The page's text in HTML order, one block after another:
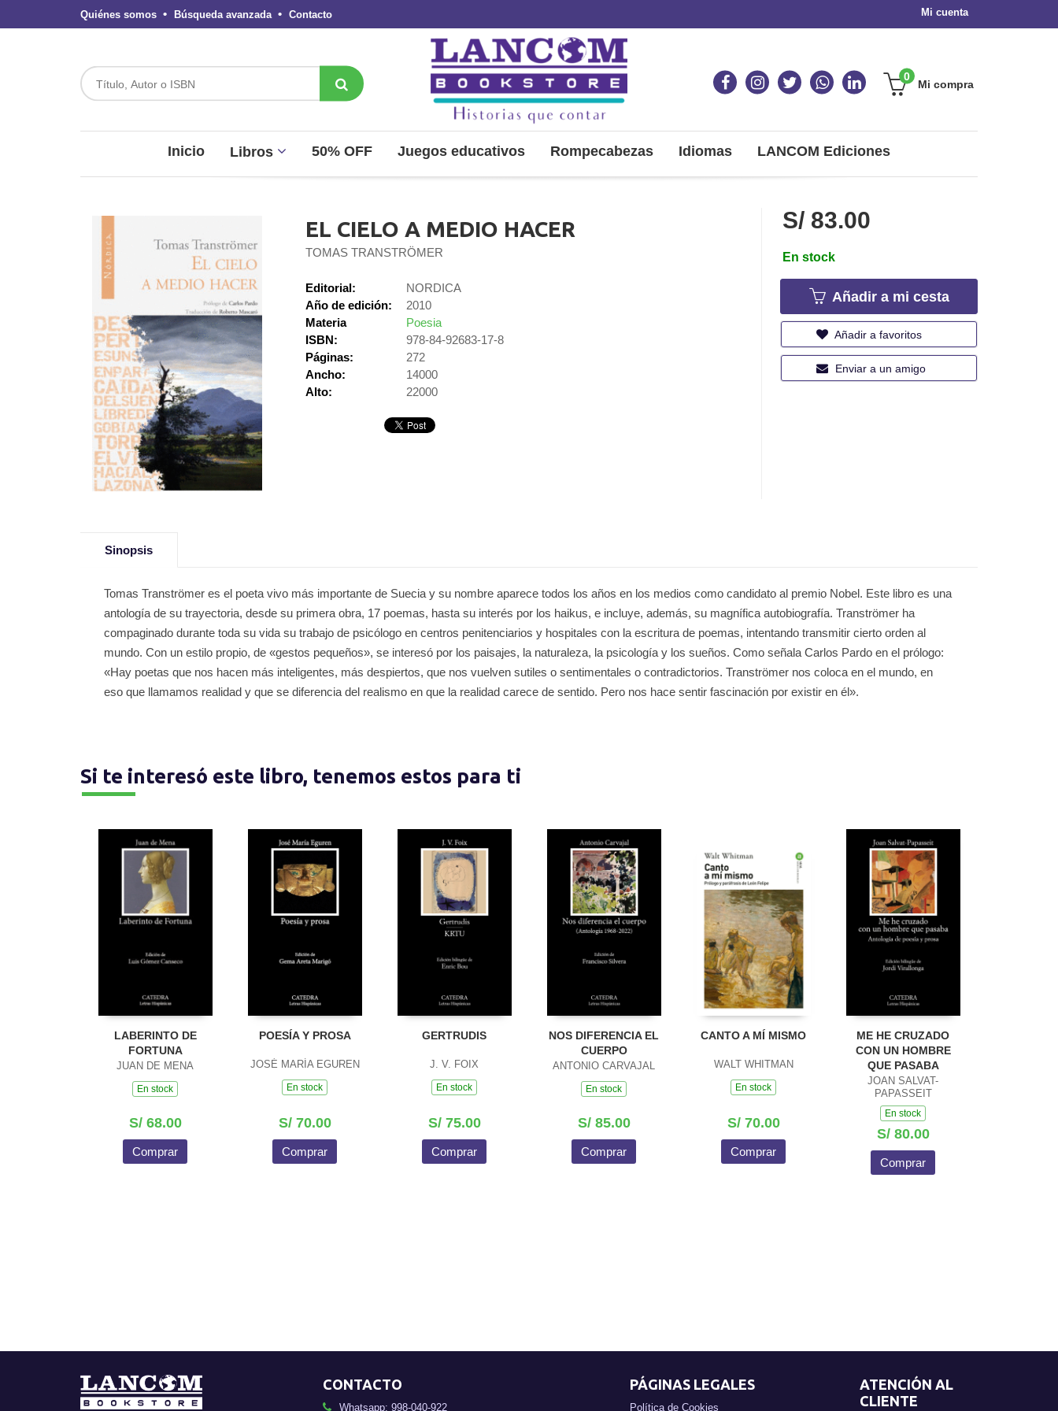
Mi cuenta
Quiénes somos Búsqueda avanzada Contacto
Mi compra
0
Inicio Libros 50% OFF Juegos educativos Rompecabezas Idiomas LANCOM Ediciones
EL CIELO A MEDIO HACER
TOMAS TRANSTRÖMER
Editorial:
NORDICA
Año de edición:
2010
Materia
Poesia
ISBN:
978-84-92683-17-8
Páginas:
272
Ancho:
14000
Alto:
22000
S/ 83.00
En stock
Añadir a mi cesta
Añadir a favoritos
Enviar a un amigo
Sinopsis
Tomas Tranströmer es el poeta vivo más importante de Suecia y su nombre aparece todos los años en los medios como candidato al premio Nobel. Este libro es una
antología de su trayectoria, desde su primera obra, 17 poemas, hasta su interés por los haikus, e incluye, además, su magnífica autobiografía. Tranströmer ha
compaginado durante toda su vida su trabajo de psicólogo en centros penitenciarios y hospitales con la escritura de poemas, intentando transmitir cierto orden al
mundo. Con un estilo propio, de «gestos pequeños», se interesó por los paisajes, la naturaleza, la psicología y los sueños. Como señala Carlos Pardo en el prólogo:
«Hay poetas que nos hacen más inteligentes, más despiertos, que nos vuelven sutiles o sentimentales o contradictorios. Tranströmer nos coloca en el mundo, en
eso que llamamos realidad y que se diferencia del realismo en que la realidad carece de sentido. Pero nos hace sentir fascinación por existir en él».
Si te interesó este libro, tenemos estos para ti
LABERINTO DE
FORTUNA
JUAN DE MENA
En stock
S/ 68.00
Comprar
POESÍA Y PROSA
JOSÉ MARÍA EGUREN
En stock
S/ 70.00
Comprar
GERTRUDIS
J. V. FOIX
En stock
S/ 75.00
Comprar
NOS DIFERENCIA EL
CUERPO
ANTONIO CARVAJAL
En stock
S/ 85.00
Comprar
CANTO A MÍ MISMO
WALT WHITMAN
En stock
S/ 70.00
Comprar
ME HE CRUZADO
CON UN HOMBRE
QUE PASABA
JOAN SALVAT-
PAPASSEIT
En stock
S/ 80.00
Comprar
CONTACTO
Whatsapp: 998-040-922
PÁGINAS LEGALES
Política de Cookies
ATENCIÓN AL
CLIENTE